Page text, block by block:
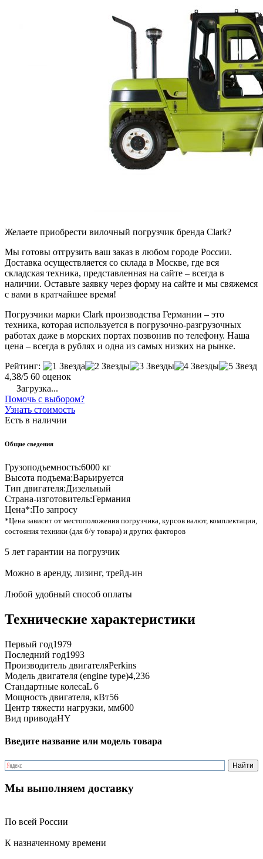
Желаете приобрести вилочный погрузчик бренда Clark?
Мы готовы отгрузить ваш заказ в любом городе России.
Доставка осуществляется со склада в Москве, где вся
складская техника, представленная на сайте – всегда в
наличии. Оставьте заявку через форму на сайте и мы свяжемся
с вами в кратчайшее время!
Погрузчики марки Clark производства Германии – это
техника, которая используется в погрузочно-разгрузочных
работах даже в морских портах позвонив по телефону. Наша
цена – всегда в рублях и одна из самых низких на рынке.
Рейтинг:
4,38/5 60 оценок
Загрузка...
Помочь с выбором?
Узнать стоимость
Есть в наличии
Общие сведения
Грузоподъемность:6000 кг
Высота подъема:Варьируется
Тип двигателя:Дизельный
Страна-изготовитель:Германия
Цена*:По запросу
*Цена зависит от местоположения погрузчика, курсов валют, комплектации,
состояния техники (для б/у товара) и других факторов
5 лет гарантии на погрузчик
Можно в аренду, лизинг, трейд-ин
Любой удобный способ оплаты
Технические характеристики
Первый год1979
Последний год1993
Производитель двигателяPerkins
Модель двигателя (engine type)4,236
Стандартные колесаL 6
Мощность двигателя, кВт56
Центр тяжести нагрузки, мм600
Вид приводаHY
Введите название или модель товара
Мы выполняем доставку
По всей России
К назначенному времени